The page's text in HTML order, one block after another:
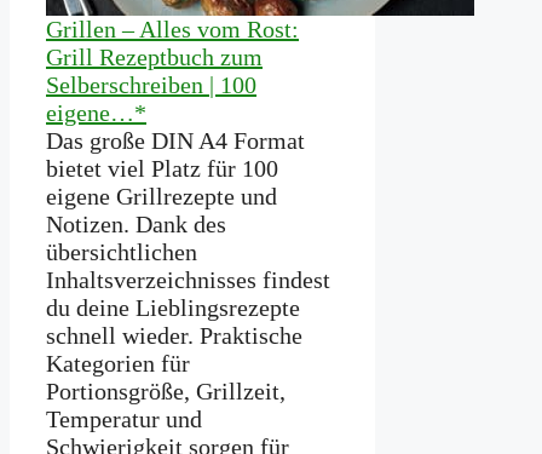
Grillen – Alles vom Rost:
Grill Rezeptbuch zum
Selberschreiben | 100
eigene…*
Das große DIN A4 Format
bietet viel Platz für 100
eigene Grillrezepte und
Notizen. Dank des
übersichtlichen
Inhaltsverzeichnisses findest
du deine Lieblingsrezepte
schnell wieder. Praktische
Kategorien für
Portionsgröße, Grillzeit,
Temperatur und
Schwierigkeit sorgen für